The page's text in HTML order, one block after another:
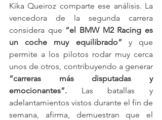
Kika Queiroz comparte ese análisis. La
vencedora de la segunda carrera
considera que “el BMW M2 Racing es
un coche muy equilibrado” y que
permite a los pilotos rodar muy cerca
“carreras más disputadas y
emocionantes”. Las batallas y
adelantamientos vistos durante el fin de
semana, afirma, demuestran que el